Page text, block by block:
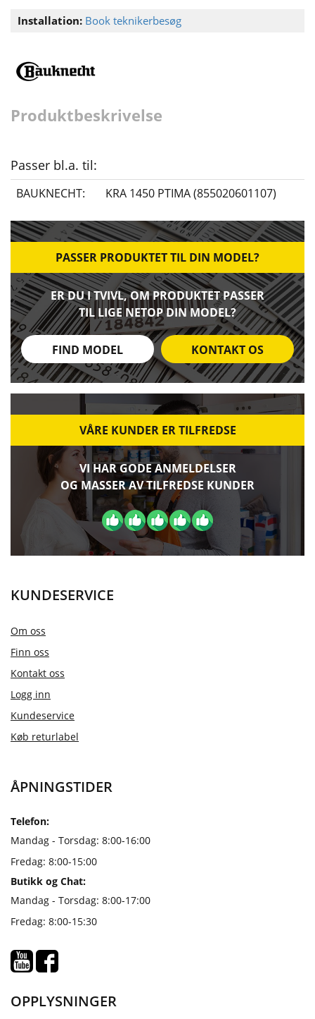
Installation: Book teknikerbesøg
Produktbeskrivelse
Passer bl.a. til:
BAUKNECHT: KRA 1450 PTIMA (855020601107)
PASSER PRODUKTET TIL DIN MODEL?
ER DU I TVIVL, OM PRODUKTET PASSER
TIL LIGE NETOP DIN MODEL?
FIND MODEL KONTAKT OS
VÅRE KUNDER ER TILFREDSE
VI HAR GODE ANMELDELSER
OG MASSER AV TILFREDSE KUNDER
KUNDESERVICE
Om oss
Finn oss
Kontakt oss
Logg inn
Kundeservice
Køb returlabel
ÅPNINGSTIDER
Telefon:
Mandag - Torsdag: 8:00-16:00
Fredag: 8:00-15:00
Butikk og Chat:
Mandag - Torsdag: 8:00-17:00
Fredag: 8:00-15:30
OPPLYSNINGER